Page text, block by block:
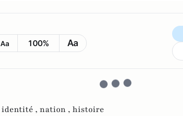
Aa 100% Aa
identité , nation , histoire